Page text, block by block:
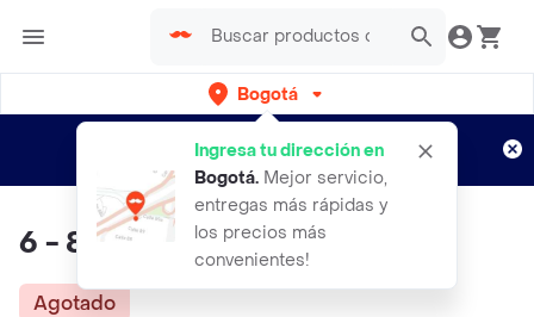
Bogotá
Ingresa tu dirección en
Bogotá. Mejor servicio,
entregas más rápidas y
los precios más
convenientes!
envíos gratis por semanas
Aplican TyC
6 - 8 / Buzo Arcoiris - Kids
Agotado